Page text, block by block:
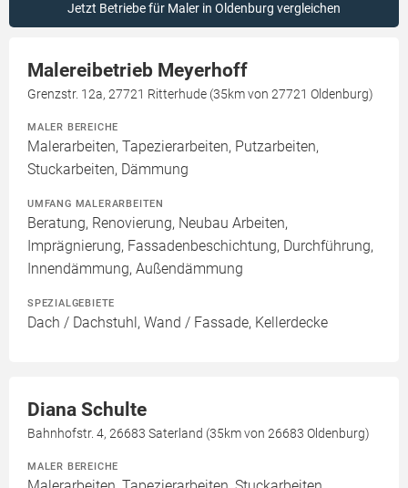
Jetzt Betriebe für Maler in Oldenburg vergleichen
Malereibetrieb Meyerhoff
Grenzstr. 12a, 27721 Ritterhude (35km von 27721 Oldenburg)
MALER BEREICHE
Malerarbeiten, Tapezierarbeiten, Putzarbeiten,
Stuckarbeiten, Dämmung
UMFANG MALERARBEITEN
Beratung, Renovierung, Neubau Arbeiten,
Imprägnierung, Fassadenbeschichtung, Durchführung,
Innendämmung, Außendämmung
SPEZIALGEBIETE
Dach / Dachstuhl, Wand / Fassade, Kellerdecke
Diana Schulte
Bahnhofstr. 4, 26683 Saterland (35km von 26683 Oldenburg)
MALER BEREICHE